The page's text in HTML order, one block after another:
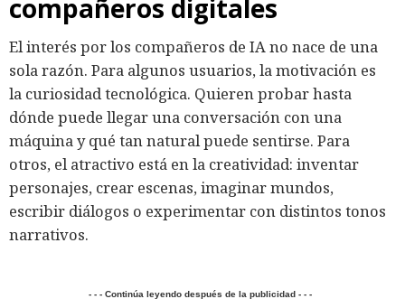
compañeros digitales
El interés por los compañeros de IA no nace de una
sola razón. Para algunos usuarios, la motivación es
la curiosidad tecnológica. Quieren probar hasta
dónde puede llegar una conversación con una
máquina y qué tan natural puede sentirse. Para
otros, el atractivo está en la creatividad: inventar
personajes, crear escenas, imaginar mundos,
escribir diálogos o experimentar con distintos tonos
narrativos.
- - - Continúa leyendo después de la publicidad - - -